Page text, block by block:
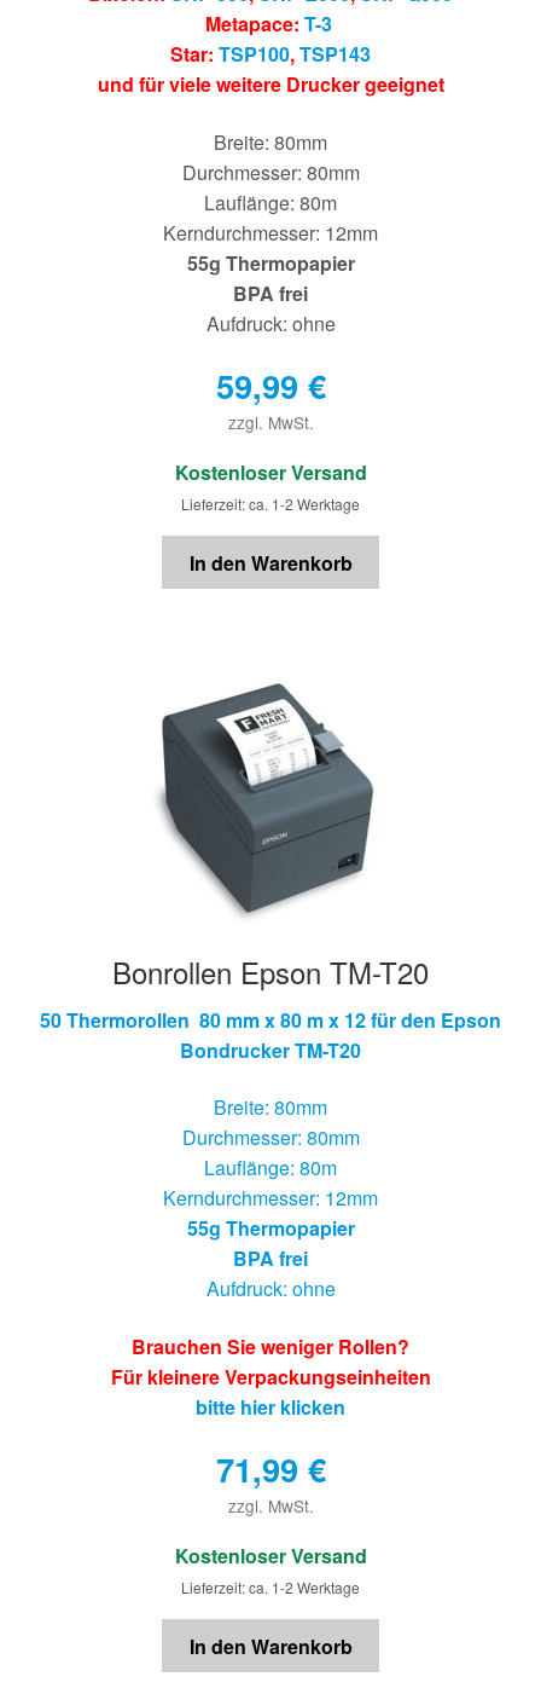
Metapace: T-3
Star: TSP100,TSP143
und für viele weitere Drucker geeignet
Breite: 80mm
Durchmesser: 80mm
Lauflänge: 80m
Kerndurchmesser: 12mm
55g Thermopapier
BPA frei
Aufdruck: ohne
59,99 €
zzgl. MwSt.
€
Kostenloser Versand
Lieferzeit: ca. 1-2 Werktage
In den Warenkorb
Bonrollen Epson TM-T20
50 Thermorollen 80 mm x 80 m x 12 für den Epson
Bondrucker TM-T20
Breite: 80mm
Durchmesser: 80mm
Lauflänge: 80m
Kerndurchmesser: 12mm
55g Thermopapier
BPA frei
Aufdruck: ohne
Brauchen Sie weniger Rollen?
Für kleinere Verpackungseinheiten
bitte hier klicken
71,99 €
zzgl. MwSt.
€
Kostenloser Versand
Lieferzeit: ca. 1-2 Werktage
In den Warenkorb